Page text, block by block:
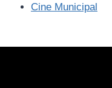
Cine Municipal